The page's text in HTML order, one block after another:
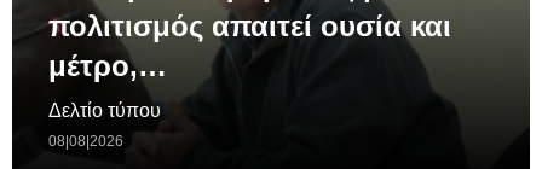
πολιτισμός απαιτεί ουσία και
μέτρο,…
Δελτίο τύπου
08|08|2026